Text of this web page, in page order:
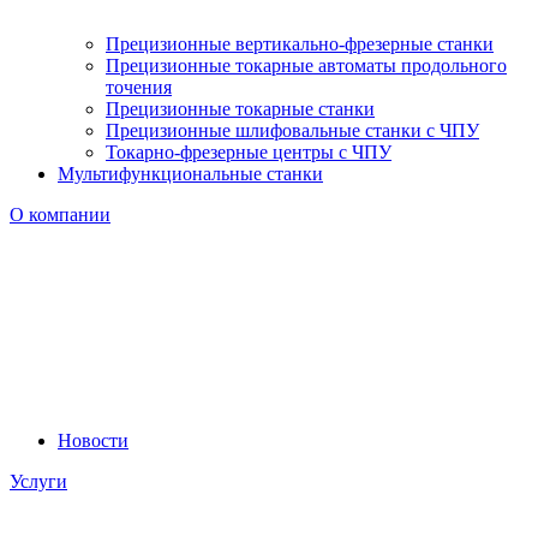
Прецизионные вертикально-фрезерные станки
Прецизионные токарные автоматы продольного
точения
Прецизионные токарные станки
Прецизионные шлифовальные станки с ЧПУ
Токарно-фрезерные центры с ЧПУ
Мультифункциональные станки
О компании
Новости
Услуги